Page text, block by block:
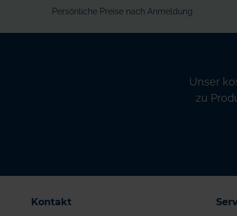
Persönliche Preise nach Anmeldung
Unser
zu
Kontakt